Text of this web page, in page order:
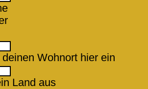
deinen Wohnort hier ein
Land aus